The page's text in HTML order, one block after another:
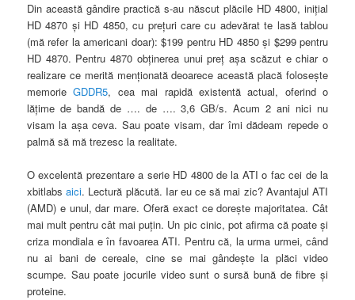
Din această gândire practică s-au născut plăcile HD 4800, iniţial
HD 4870 şi HD 4850, cu preţuri care cu adevărat te lasă tablou
(mă refer la americani doar): $199 pentru HD 4850 şi $299 pentru
HD 4870. Pentru 4870 obţinerea unui preţ aşa scăzut e chiar o
realizare ce merită menţionată deoarece această placă foloseşte
memorieGDDR5, cea mai rapidă existentă actual, oferind o
lăţime de bandă de …. de …. 3,6 GB/s. Acum 2 ani nici nu
visam la aşa ceva. Sau poate visam, dar îmi dădeam repede o
palmă să mă trezesc la realitate.
O excelentă prezentare a serie HD 4800 de la ATI o fac cei de la
xbitlabsaici. Lectură plăcută. Iar eu ce să mai zic? Avantajul ATI
(AMD) e unul, dar mare. Oferă exact ce doreşte majoritatea. Cât
mai mult pentru cât mai puţin. Un pic cinic, pot afirma că poate şi
criza mondiala e în favoarea ATI. Pentru că, la urma urmei, când
nu ai bani de cereale, cine se mai gândeşte la plăci video
scumpe. Sau poate jocurile video sunt o sursă bună de fibre şi
proteine.